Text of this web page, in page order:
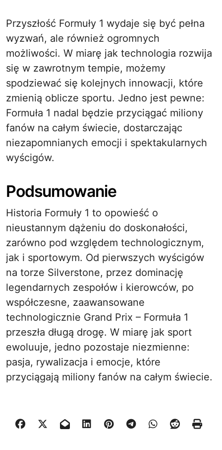
Przyszłość Formuły 1 wydaje się być pełna
wyzwań, ale również ogromnych
możliwości. W miarę jak technologia rozwija
się w zawrotnym tempie, możemy
spodziewać się kolejnych innowacji, które
zmienią oblicze sportu. Jedno jest pewne:
Formuła 1 nadal będzie przyciągać miliony
fanów na całym świecie, dostarczając
niezapomnianych emocji i spektakularnych
wyścigów.
Podsumowanie
Historia Formuły 1 to opowieść o
nieustannym dążeniu do doskonałości,
zarówno pod względem technologicznym,
jak i sportowym. Od pierwszych wyścigów
na torze Silverstone, przez dominację
legendarnych zespołów i kierowców, po
współczesne, zaawansowane
technologicznie Grand Prix – Formuła 1
przeszła długą drogę. W miarę jak sport
ewoluuje, jedno pozostaje niezmienne:
pasja, rywalizacja i emocje, które
przyciągają miliony fanów na całym świecie.